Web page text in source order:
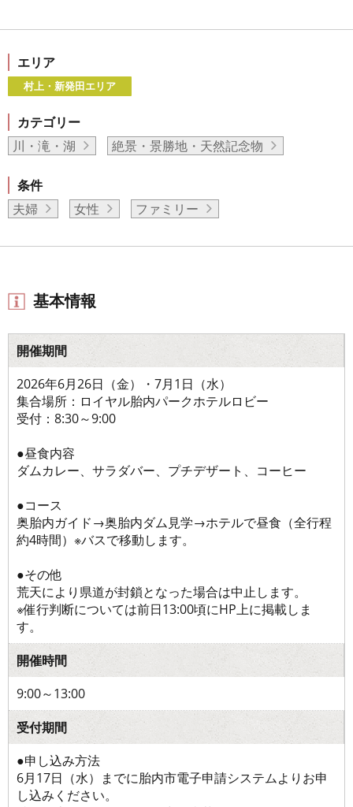
エリア
村上・新発田エリア
カテゴリー
川・滝・湖
絶景・景勝地・天然記念物
条件
夫婦
女性 ファミリー
基本情報
開催期間
2026年6月26日（金）・7月1日（水）
集合場所：ロイヤル胎内パークホテルロビー
受付：8:30～9:00
●昼食内容
ダムカレー、サラダバー、プチデザート、コーヒー
●コース
奥胎内ガイド→奥胎内ダム見学→ホテルで昼食（全行程
約4時間）※バスで移動します。
●その他
荒天により県道が封鎖となった場合は中止します。
※催行判断については前日13:00頃にHP上に掲載しま
す。
開催時間
9:00～13:00
受付期間
●申し込み方法
6月17日（水）までに胎内市電子申請システムよりお申
し込みください。